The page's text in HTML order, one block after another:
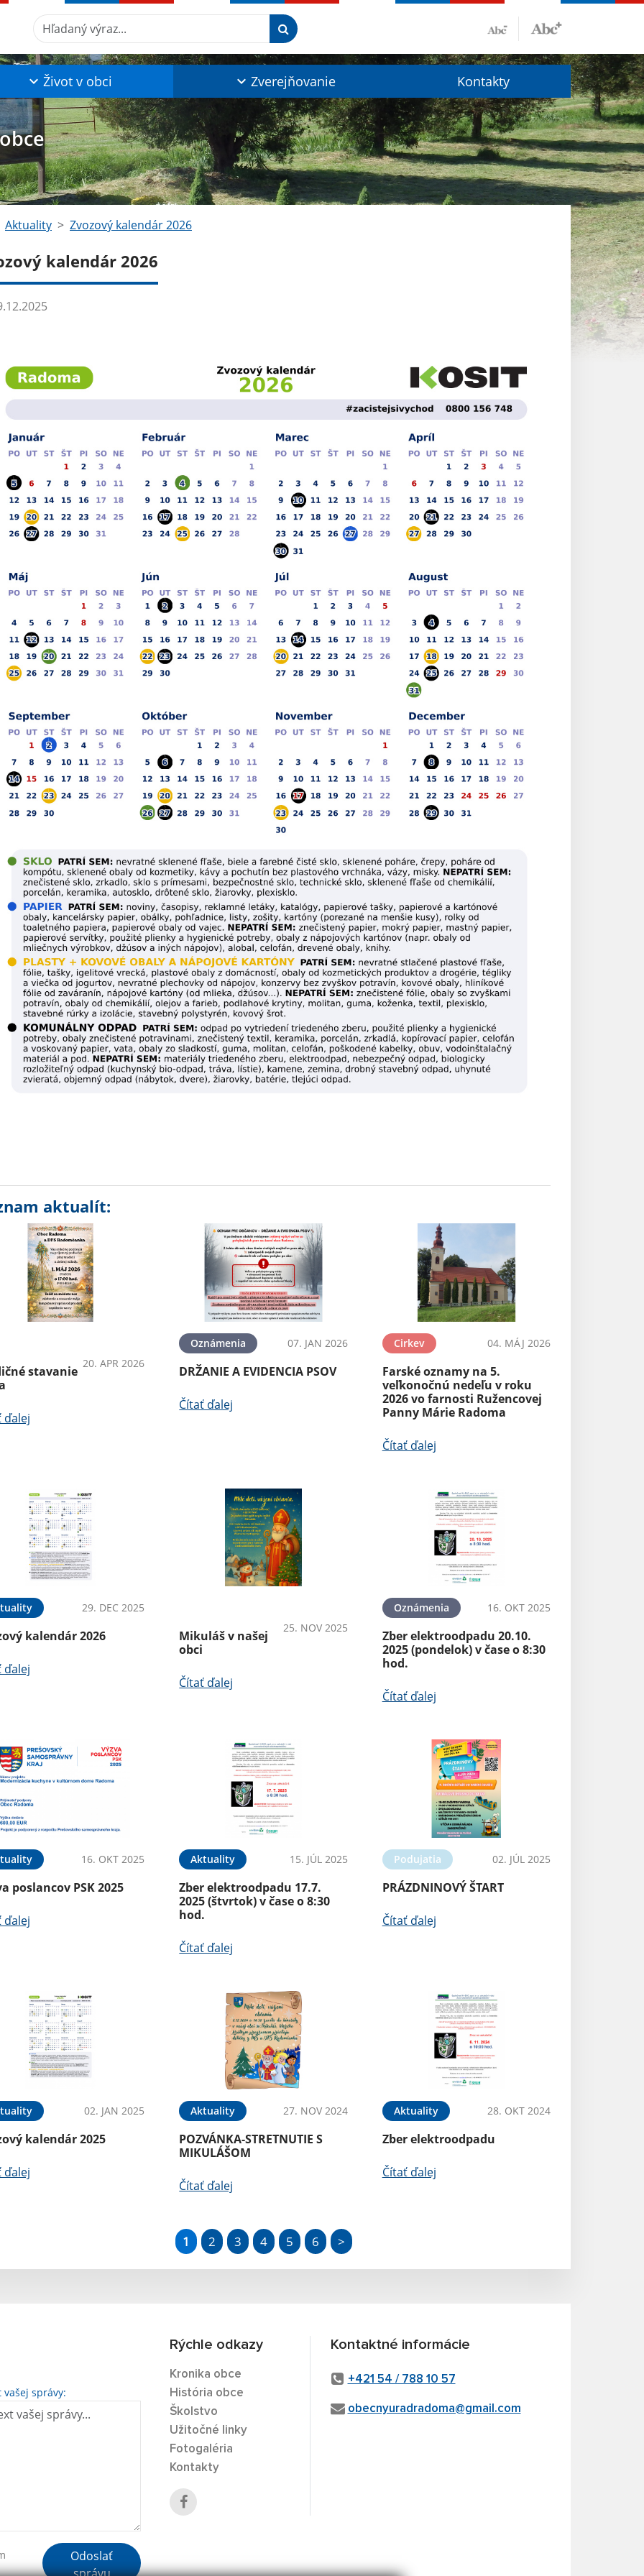
Hľadaný výraz...
Život v obci Zverejňovanie Kontakty
Aktuality Zvozový kalendár 2026
kalendár 2026
aktualít:
20. APR 2026
stavanie
ďalej
Oznámenia 07. JAN 2026
DRŽANIE A EVIDENCIA PSOV
Čítať ďalej
Cirkev 04. MÁJ 2026
Farské oznamy na 5.
veľkonočnú nedeľu v roku
2026 vo farnosti Ružencovej
Panny Márie Radoma
Čítať ďalej
29. DEC 2025
kalendár 2026
ďalej
25. NOV 2025
Mikuláš v našej
obci
Čítať ďalej
Oznámenia 16. OKT 2025
Zber elektroodpadu 20.10.
2025 (pondelok) v čase o 8:30
hod.
Čítať ďalej
16. OKT 2025
poslancov PSK 2025
ďalej
Aktuality 15. JÚL 2025
Zber elektroodpadu 17.7.
2025 (štvrtok) v čase o 8:30
hod.
Čítať ďalej
Podujatia 02. JÚL 2025
PRÁZDNINOVÝ ŠTART
Čítať ďalej
02. JAN 2025
kalendár 2025
ďalej
Aktuality 27. NOV 2024
POZVÁNKA-STRETNUTIE S
MIKULÁŠOM
Čítať ďalej
Aktuality 28. OKT 2024
Zber elektroodpadu
Čítať ďalej
1 2 3 4 5 6 >
vašej správy:
Odoslať
Rýchle odkazy
Kronika obce
História obce
Školstvo
Užitočné linky
Fotogaléria
Kontakty
Kontaktné informácie
+421 54 / 788 10 57
obecnyuradradoma@gmail.com